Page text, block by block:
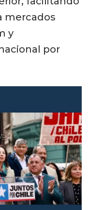
mercados
y
por